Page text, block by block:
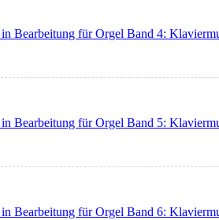
Bearbeitung für Orgel Band 4:
Bearbeitung für Orgel Band 5:
in Bearbeitung für Orgel Band 6: